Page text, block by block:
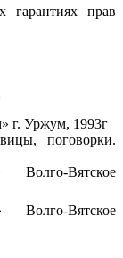
гарантиях прав
г. Уржум, 1993г
поговорки.
Вятское
Волго-Вятское